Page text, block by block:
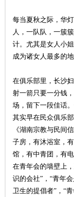
每当夏秋之际，华
人，一队队，一簇
计。尤其是女人小
成为诸女人最多的
在俱乐部里，长沙
射一箭只要一分钱
场，留下一段佳话
其实早在民众俱乐
《湖南宗教与民间
子房，有沐浴室，
馆，有中青团，有
在青年会的墙壁上
识的会社”，“青年
卫生的提倡者”，“